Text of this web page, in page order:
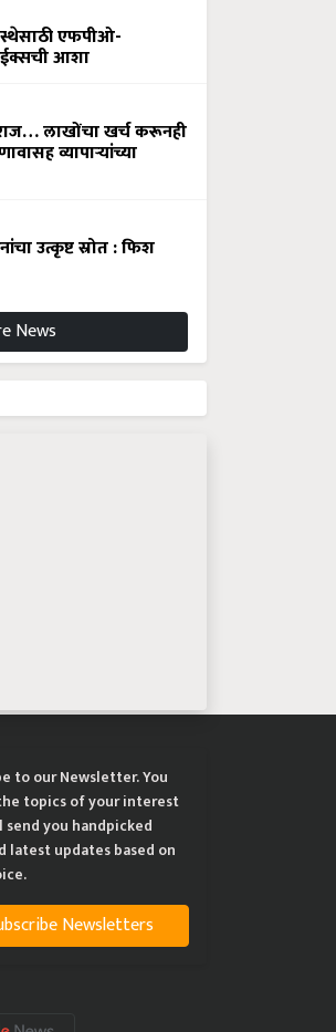
एफपीओ-
आशा
लाखोंचा खर्च करूनही
व्यापाऱ्यांच्या
उत्कृष्ट स्रोत : फिश
News
to our Newsletter. You
topics of your interest
send you handpicked
latest updates based on
Newsletters